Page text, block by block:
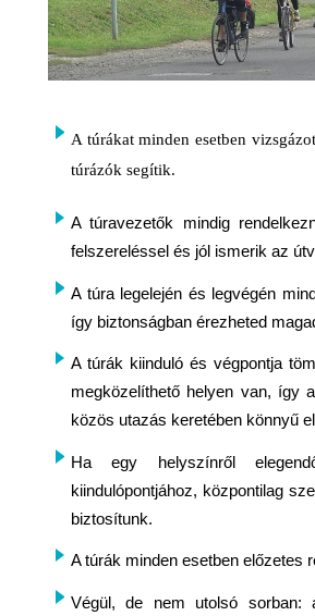
A túrákat minden esetben
túrázók segítik.
A túravezetők mindig
felszereléssel és jól ismerik az
A túra legelején és legvégén
így biztonságban érezheted
A túrák kiinduló és végpontja
megközelíthető helyen van, így
közös utazás keretében könnyű
Ha egy helyszínről
kiindulópontjához, központilag
biztosítunk.
A túrák minden esetben előzetes
Végül, de nem utolsó sorban: